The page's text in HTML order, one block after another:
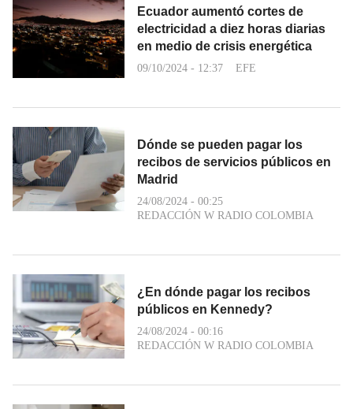
Ecuador aumentó cortes de
electricidad a diez horas diarias
en medio de crisis energética
09/10/2024 - 12:37 EFE
Dónde se pueden pagar los
recibos de servicios públicos en
Madrid
24/08/2024 - 00:25
REDACCIÓN W RADIO COLOMBIA
¿En dónde pagar los recibos
públicos en Kennedy?
24/08/2024 - 00:16
REDACCIÓN W RADIO COLOMBIA